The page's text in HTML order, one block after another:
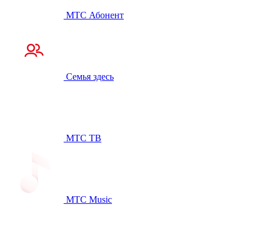
МТС Абонент
Семья здесь
МТС ТВ
МТС Music